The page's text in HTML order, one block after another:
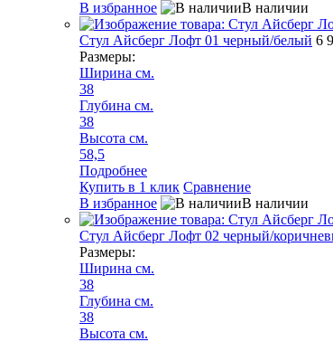
В избранное
В наличии
Стул Айсберг Лофт 01 черный/белый 6
Размеры:
Ширина см.
38
Глубина см.
38
Высота см.
58,5
Подробнее
Купить в 1 клик Сравнение
В избранное
В наличии
Стул Айсберг Лофт 02 черный/
Размеры:
Ширина см.
38
Глубина см.
38
Высота см.